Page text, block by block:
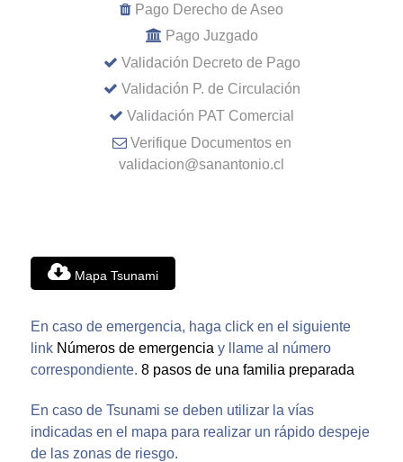
Pago Derecho de Aseo
Pago Juzgado
Validación Decreto de Pago
Validación P. de Circulación
Validación PAT Comercial
Verifique Documentos en
validacion@sanantonio.cl
Mapa Tsunami
En caso de emergencia, haga click en el siguiente
link Números de emergencia y llame al número
correspondiente. 8 pasos de una familia preparada
En caso de Tsunami se deben utilizar la vías
indicadas en el mapa para realizar un rápido despeje
de las zonas de riesgo.